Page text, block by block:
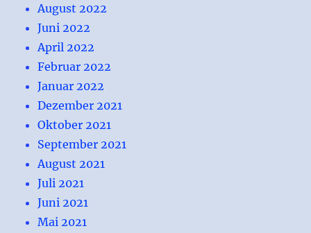
August 2022
Juni 2022
April 2022
Februar 2022
Januar 2022
Dezember 2021
Oktober 2021
September 2021
August 2021
Juli 2021
Juni 2021
Mai 2021